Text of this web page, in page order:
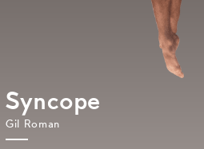
Syncope
Gil Roman